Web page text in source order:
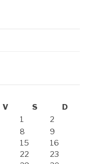
V S
D
1
2
8
9
15
16
22
23